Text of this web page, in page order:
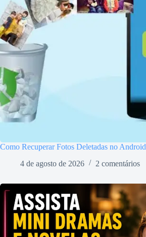
Como Recuperar Fotos Deletadas no Android
4 de agosto de 2026
2 comentários